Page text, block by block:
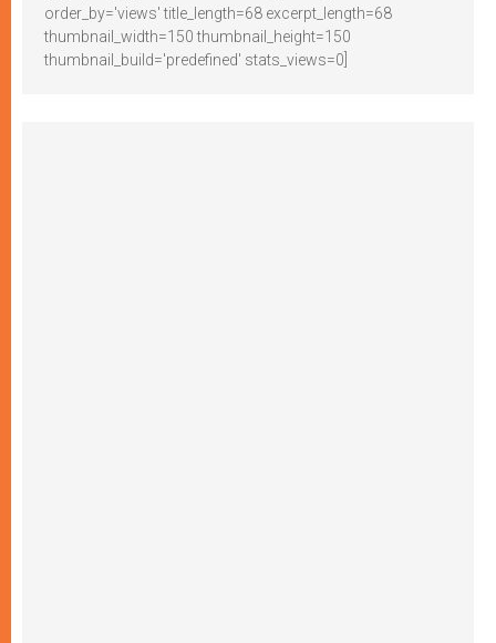
order_by='views' title_length=68 excerpt_length=68
thumbnail_width=150 thumbnail_height=150
thumbnail_build='predefined' stats_views=0]